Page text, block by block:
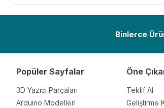
Binlerce
Popüler Sayfalar
3D Yazıcı Parçaları
Arduino Modelleri
Öne
Teklif Al
Geliştirme